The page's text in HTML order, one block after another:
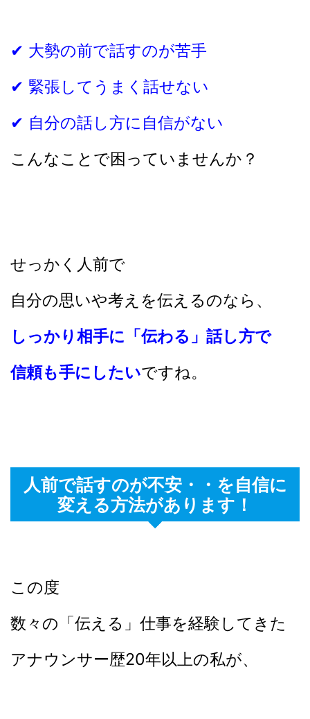
✔︎ 大勢の前で話すのが苦手
✔︎ 緊張してうまく話せない
✔︎ 自分の話し方に自信がない
こんなことで困っていませんか？
せっかく人前で
自分の思いや考えを伝えるのなら、
しっかり相手に「伝わる」話し方で
信頼も手にしたいですね。
人前で話すのが不安・・を自信に
変える方法があります！
この度
数々の「伝える」仕事を経験してきた
アナウンサー歴20年以上の私が、